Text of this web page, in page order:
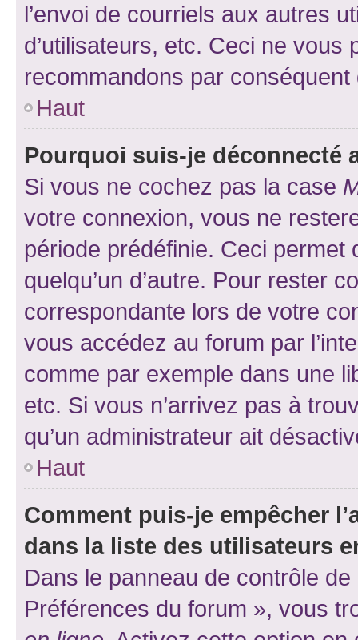
l’envoi de courriels aux autres
d’utilisateurs, etc. Ceci ne vous
recommandons par conséquent
Haut
Pourquoi suis-je déconnecté
Si vous ne cochez pas la case
votre connexion, vous ne
période prédéfinie. Ceci permet
quelqu’un d’autre. Pour rester
correspondante lors de votre
vous accédez au forum par
comme par exemple dans une
etc. Si vous n’arrivez pas à
qu’un administrateur ait
Haut
Comment puis-je empêcher
dans la liste des utilisateurs
Dans le panneau de contrôle
Préférences du forum », vous